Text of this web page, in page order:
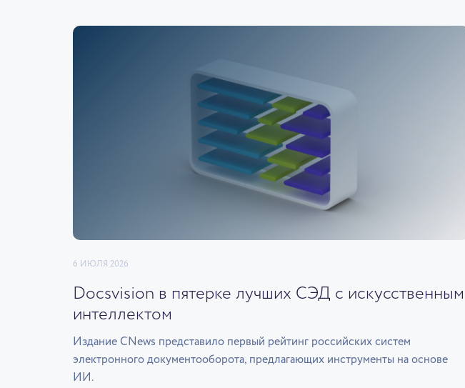
6 ИЮЛЯ 2026
Docsvision в пятерке лучших СЭД с искусственным
интеллектом
Издание CNews представило первый рейтинг российских систем
электронного документооборота, предлагающих инструменты на основе
ИИ.